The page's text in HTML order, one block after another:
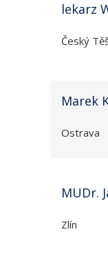
lekarz
Český
Marek
Ostrava
MUDr.
Zlín